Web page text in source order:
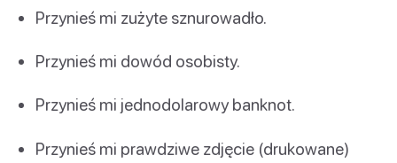
Przynieś mi zużyte sznurowadło.
Przynieś mi dowód osobisty.
Przynieś mi jednodolarowy banknot.
Przynieś mi prawdziwe zdjęcie (drukowane)